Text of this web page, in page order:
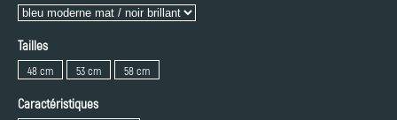
Tailles
48 cm 53 cm 58 cm
Caractéristiques